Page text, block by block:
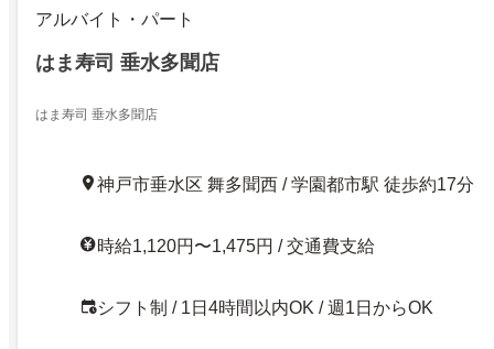
アルバイト・パート
はま寿司 垂水多聞店
はま寿司 垂水多聞店
神戸市垂水区 舞多聞西 / 学園都市駅 徒歩約17分
時給1,120円〜1,475円 / 交通費支給
シフト制 / 1日4時間以内OK / 週1日からOK